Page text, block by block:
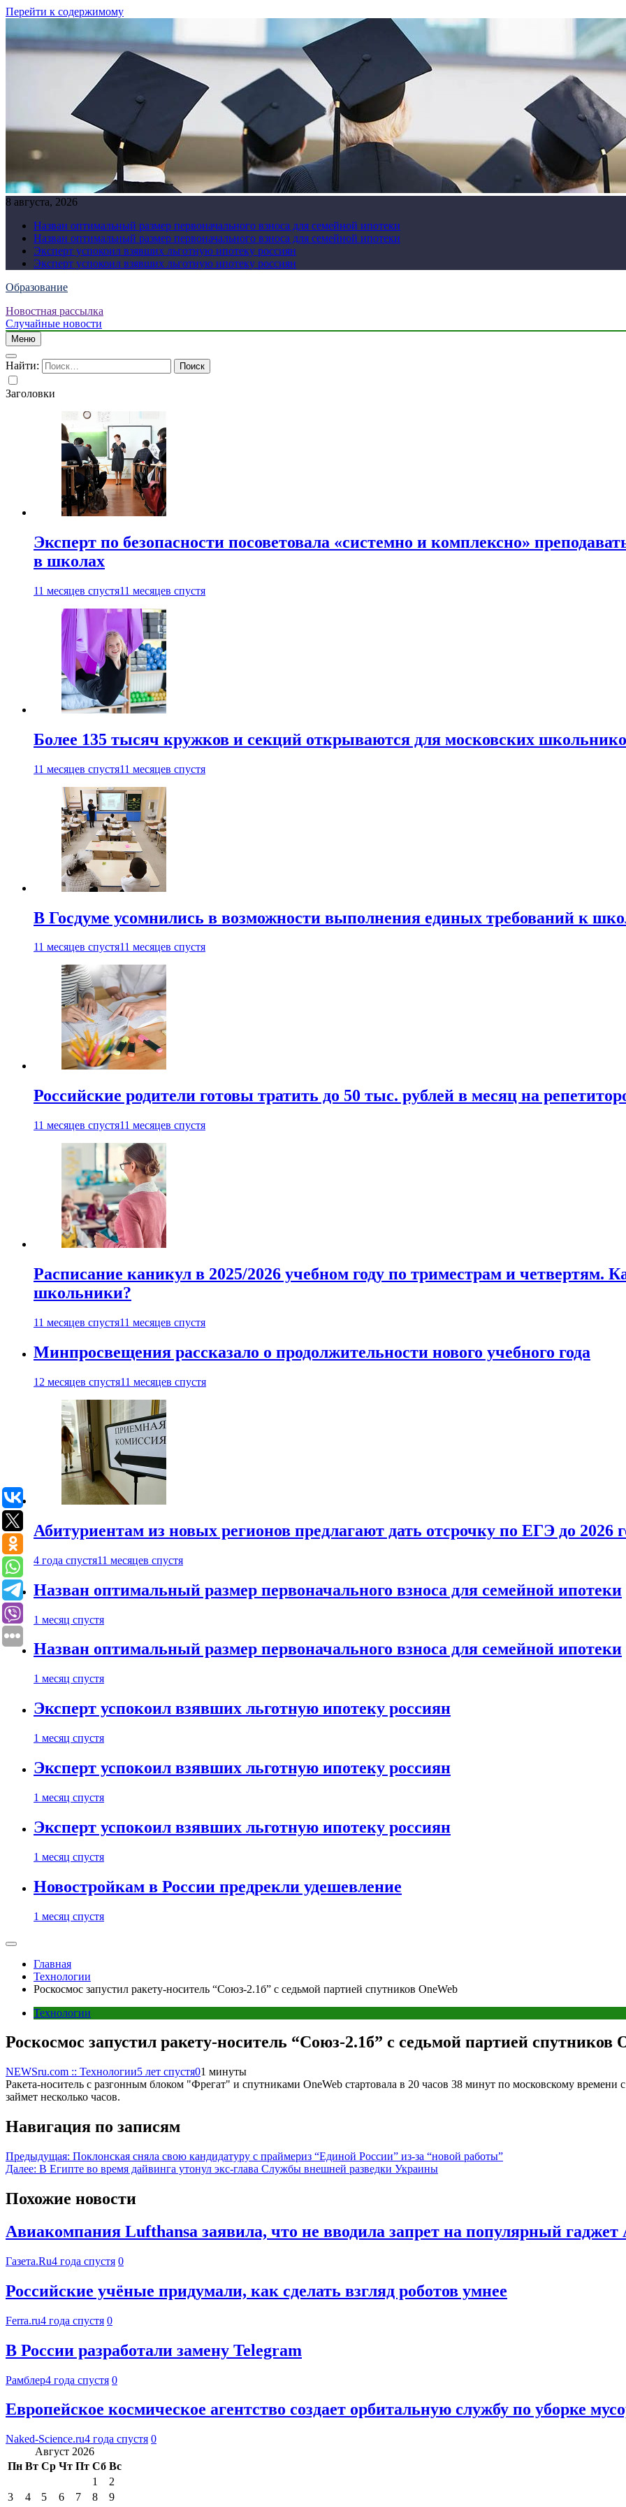
Перейти к содержимому
8 августа, 2026
Назван оптимальный размер первоначального взноса для семейной ипотеки
Назван оптимальный размер первоначального взноса для семейной ипотеки
Эксперт успокоил взявших льготную ипотеку россиян
Эксперт успокоил взявших льготную ипотеку россиян
Образование
Новостная рассылка
Случайные новости
Меню
Найти:
Заголовки
Эксперт по безопасности посоветовала «системно и комплексно»
в школах
11 месяцев спустя11 месяцев спустя
Более 135 тысяч кружков и секций открываются для московских
11 месяцев спустя11 месяцев спустя
В Госдуме усомнились в возможности выполнения единых требований к
11 месяцев спустя11 месяцев спустя
Российские родители готовы тратить до 50 тыс. рублей в месяц на
11 месяцев спустя11 месяцев спустя
Расписание каникул в 2025/2026 учебном году по триместрам и четвертям.
школьники?
11 месяцев спустя11 месяцев спустя
Минпросвещения рассказало о продолжительности нового учебного года
12 месяцев спустя11 месяцев спустя
Абитуриентам из новых регионов предлагают дать отсрочку по ЕГЭ до 2026
4 года спустя11 месяцев спустя
Назван оптимальный размер первоначального взноса для семейной ипотеки
1 месяц спустя
Назван оптимальный размер первоначального взноса для семейной ипотеки
1 месяц спустя
Эксперт успокоил взявших льготную ипотеку россиян
1 месяц спустя
Эксперт успокоил взявших льготную ипотеку россиян
1 месяц спустя
Эксперт успокоил взявших льготную ипотеку россиян
1 месяц спустя
Новостройкам в России предрекли удешевление
1 месяц спустя
Главная
Технологии
Роскосмос запустил ракету-носитель “Союз-2.1б” с седьмой партией спутников OneWeb
Технологии
Роскосмос запустил ракету-носитель “Союз-2.1б” с седьмой партией спутников
NEWSru.com :: Технологии5 лет спустя01 минуты
Ракета-носитель с разгонным блоком "Фрегат" и спутниками OneWeb стартовала в 20 часов 38 минут по московскому
займет несколько часов.
Навигация по записям
Предыдущая: Поклонская сняла свою кандидатуру с праймериз “Единой России” из-за “новой работы”
Далее: В Египте во время дайвинга утонул экс-глава Службы внешней разведки Украины
Похожие новости
Авиакомпания Lufthansa заявила, что не вводила запрет на популярный гаджет
Газета.Ru4 года спустя 0
Российские учёные придумали, как сделать взгляд роботов умнее
Ferra.ru4 года спустя 0
В России разработали замену Telegram
Рамблер4 года спустя 0
Европейское космическое агентство создает орбитальную службу по уборке
Naked-Science.ru4 года спустя 0
Август 2026
Пн Вт Ср Чт Пт Сб Вс
1
2
3
4 5 6 7 8
9